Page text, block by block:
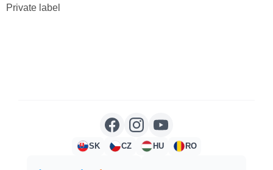
Private label
SK CZ HU RO